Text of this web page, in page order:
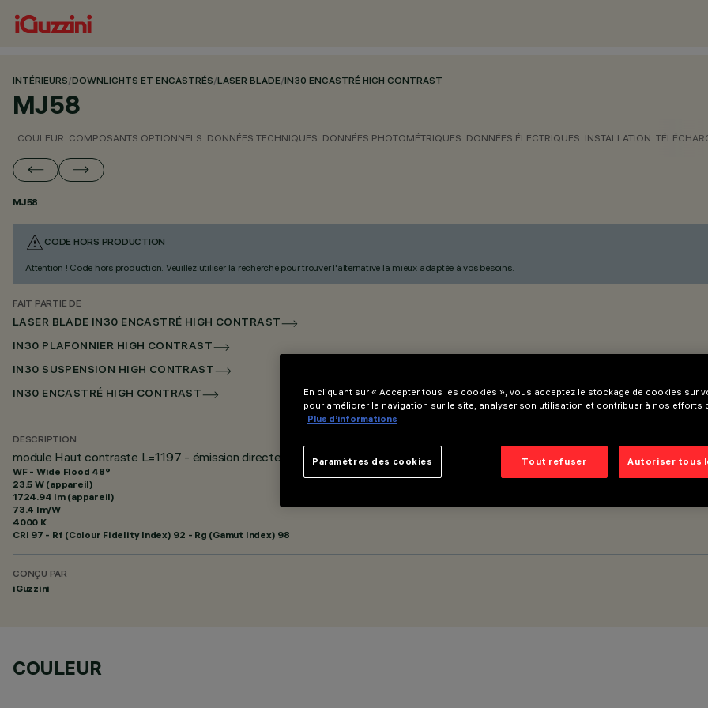
INTÉRIEURS/DOWNLIGHTS ET ENCASTRÉS/LASER BLADE/IN30 ENCASTRÉ HIGH CONTRAST
MJ58
COULEUR COMPOSANTS OPTIONNELS DONNÉES TECHNIQUES DONNÉES PHOTOMÉTRIQUES DONNÉES ÉLECTRIQUES INSTALLATION
MJ58
CODE HORS PRODUCTION
Attention ! Code hors production. Veuillez utiliser la recherche pour trouver l'alternative la mieux adaptée à vos besoins.
FAIT PARTIE DE
LASER BLADE IN30 ENCASTRÉ HIGH CONTRAST
IN30 PLAFONNIER HIGH CONTRAST
IN30 SUSPENSION HIGH CONTRAST
IN30 ENCASTRÉ HIGH CONTRAST
DESCRIPTION
module Haut contraste L=1197 - émission directe à éblouissement contrôlé - LED - Blanc Neutre transformateur électronique
WF - Wide Flood 48°
23.5 W (appareil)
1724.94 lm (appareil)
73.4 lm/W
4000 K
CRI 97 - Rf (Colour Fidelity Index) 92 - Rg (Gamut Index) 98
CONÇU PAR
iGuzzini
COULEUR
En cliquant sur « Accepter tous les cookies », vous acceptez le stockage de cookies sur
pour améliorer la navigation sur le site, analyser son utilisation et contribuer à nos efforts
Plus d’informations
Tout refuser Autoriser tous
Paramètres des cookies